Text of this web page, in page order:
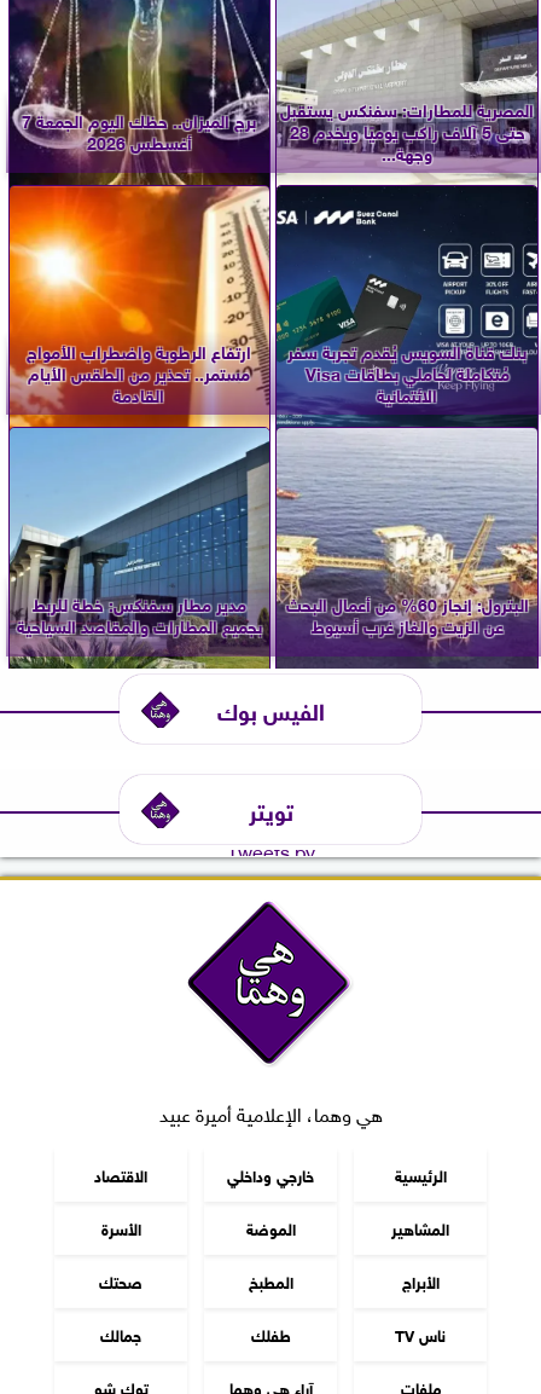
المصرية للمطارات: سفنكس يستقبل
حتى 5 آلاف راكب يوميًا ويخدم 28
وجهة...
برج الميزان.. حظك اليوم الجمعة 7
أغسطس 2026
بنك قناة السويس يُقدم تجربة سفر
مُتكاملة لحاملي بطاقات Visa
الائتمانية
ارتفاع الرطوبة واضطراب الأمواج
مستمر.. تحذير من الطقس الأيام
القادمة
البترول: إنجاز 60% من أعمال البحث
عن الزيت والغاز غرب أسيوط
مدير مطار سفنكس: خطة للربط
بجميع المطارات والمقاصد السياحية
الفيس بوك
تويتر
Tweets by
هي وهما، الإعلامية أميرة عبيد
الرئيسية خارجي وداخلي
الاقتصاد
المشاهير
الموضة
الأسرة
الأبراج
المطبخ
صحتك
ناس TV
طفلك
جمالك
ملفات
آراء هي وهما توك شو